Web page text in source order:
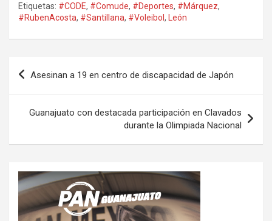
Etiquetas: #CODE, #Comude, #Deportes, #Márquez,
#RubenAcosta, #Santillana, #Voleibol , León
Navegación
Asesinan a 19 en centro de discapacidad de Japón
Guanajuato con destacada participación en Clavados
durante la Olimpiada Nacional